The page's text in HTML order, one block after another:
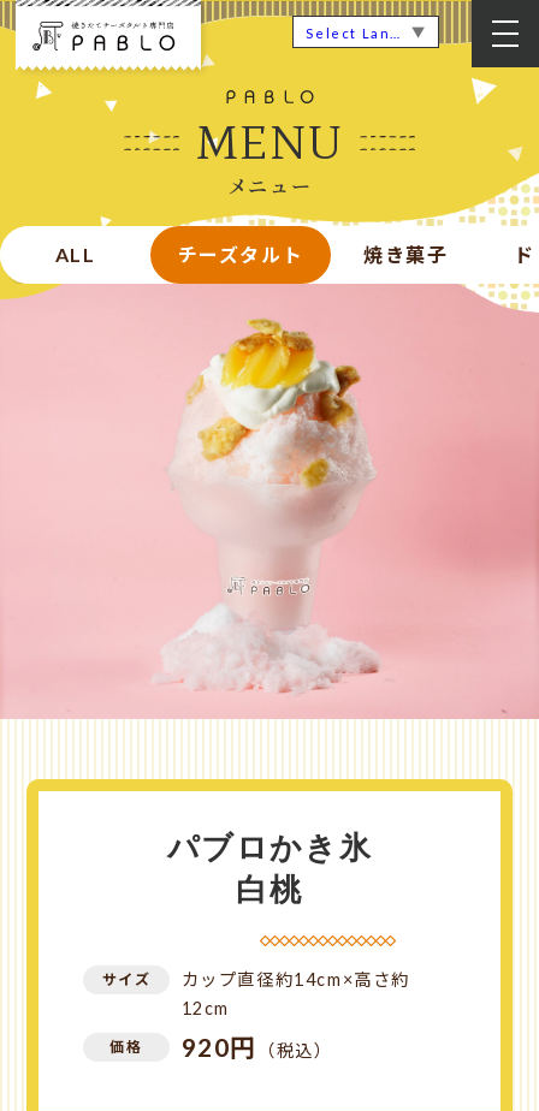
▼
MENU
メニュー
ALL チーズタルト 焼き菓子
パブロかき氷
白桃
サイズ
カップ直径約14cm×高さ約
12cm
価格 920円 （税込）